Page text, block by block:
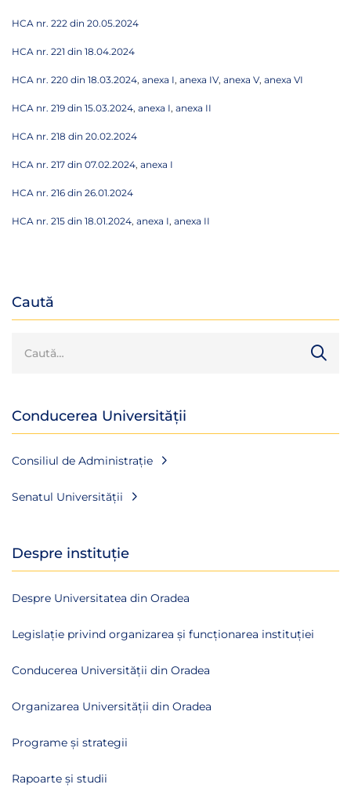
Caută
Conducerea Universității
Consiliul de Administrație
Senatul Universității
Despre instituție
Despre Universitatea din Oradea
Legislație privind organizarea și funcționarea instituției
Conducerea Universității din Oradea
Organizarea Universității din Oradea
Programe și strategii
Rapoarte și studii
HCA nr. 222 din 20.05.2024
HCA nr. 221 din 18.04.2024
HCA nr. 220 din 18.03.2024, anexa I, anexa IV, anexa V, anexa VI
HCA nr. 219 din 15.03.2024, anexa I, anexa II
HCA nr. 218 din 20.02.2024
HCA nr. 217 din 07.02.2024, anexa I
HCA nr. 216 din 26.01.2024
HCA nr. 215 din 18.01.2024, anexa I, anexa II